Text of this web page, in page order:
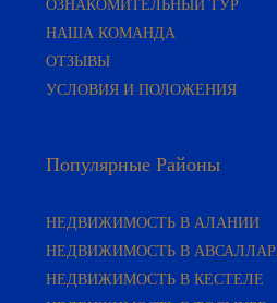
НАША КОМАНДА
ОТЗЫВЫ
УСЛОВИЯ И ПОЛОЖЕНИЯ
НЕДВИЖИМОСТЬ В АВСАЛЛАРЕ
НЕДВИЖИМОСТЬ В КЕСТЕЛЕ
НЕДВИЖИМОСТЬ В ТОСМУРЕ